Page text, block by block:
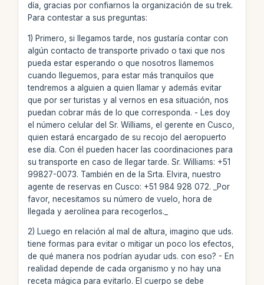
día, gracias por confiarnos la organización de su trek.
Para contestar a sus preguntas:
1) Primero, si llegamos tarde, nos gustaría contar con
algún contacto de transporte privado o taxi que nos
pueda estar esperando o que nosotros llamemos
cuando lleguemos, para estar más tranquilos que
tendremos a alguien a quien llamar y además evitar
que por ser turistas y al vernos en esa situación, nos
puedan cobrar más de lo que corresponda. - Les doy
el número celular del Sr. Williams, el gerente en Cusco,
quien estará encargado de su recojo del aeropuerto
ese día. Con él pueden hacer las coordinaciones para
su transporte en caso de llegar tarde. Sr. Williams: +51
99827-0073. También en de la Srta. Elvira, nuestro
agente de reservas en Cusco: +51 984 928 072. _Por
favor, necesitamos su número de vuelo, hora de
llegada y aerolínea para recogerlos._
2) Luego en relación al mal de altura, imagino que uds.
tiene formas para evitar o mitigar un poco los efectos,
de qué manera nos podrían ayudar uds. con eso? - En
realidad depende de cada organismo y no hay una
receta mágica para evitarlo. El cuerpo se debe